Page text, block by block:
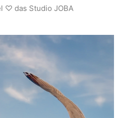
♡ das Studio JOBA